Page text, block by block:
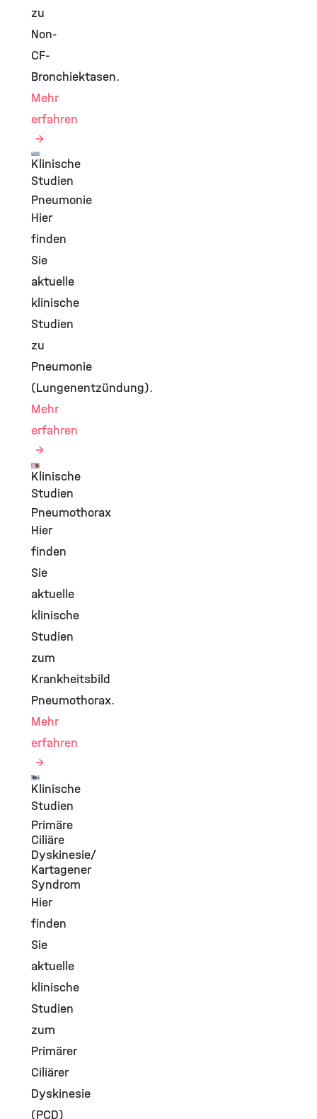
©
zu
Non-
CF-
Bronchiektasen.
Mehr
erfahren
©
Klinische
Studien
Pneumonie
Hier
finden
Sie
aktuelle
klinische
Studien
zu
Pneumonie
(Lungenentzündung).
Mehr
erfahren
©
Klinische
Studien
Pneumothorax
Hier
finden
Sie
aktuelle
klinische
Studien
zum
Krankheitsbild
Pneumothorax.
Mehr
erfahren
Klinische
Studien
Primäre
Ciliäre
Dyskinesie/
Kartagener
Syndrom
Hier
finden
Sie
aktuelle
klinische
Studien
zum
Primärer
Ciliärer
Dyskinesie
(PCD)